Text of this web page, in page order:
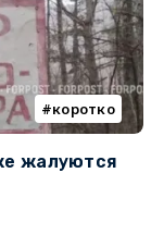
коротко
жалуются